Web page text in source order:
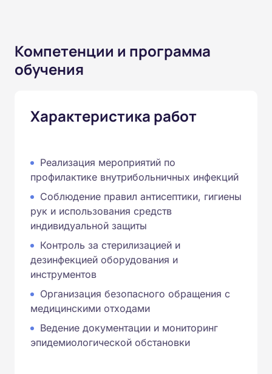
Компетенции и программа
обучения
Характеристика работ
Реализация мероприятий по
профилактике внутрибольничных инфекций
Соблюдение правил антисептики, гигиены
рук и использования средств
индивидуальной защиты
Контроль за стерилизацией и
дезинфекцией оборудования и
инструментов
Организация безопасного обращения с
медицинскими отходами
Ведение документации и мониторинг
эпидемиологической обстановки